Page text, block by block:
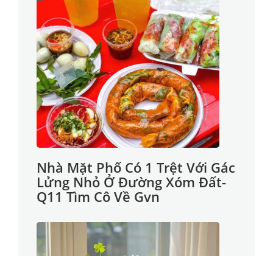
Nhà Mặt Phố Có 1 Trệt Với Gác
Lửng Nhỏ Ở Đường Xóm Đất-
Q11 Tìm Cô Về Gvn